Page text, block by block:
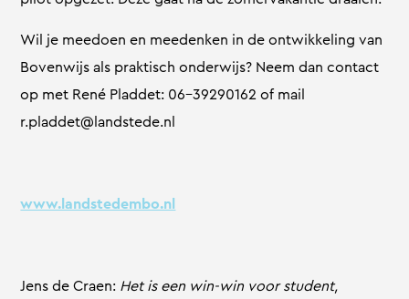
Wil je meedoen en meedenken in de ontwikkeling van
Bovenwijs als praktisch onderwijs? Neem dan contact
op met René Pladdet: 06-39290162 of mail
r.pladdet@landstede.nl
www.landstedembo.nl
Jens de Craen: Het is een win-win voor student,